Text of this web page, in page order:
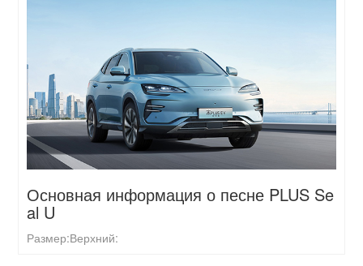
Основная информация о песне PLUS Se
al U
Размер:Верхний: